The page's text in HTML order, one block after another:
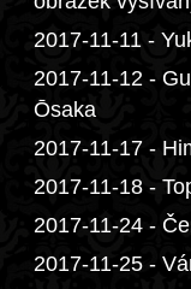
2017-11-11 -
2017-11-12 -
Ōsaka
2017-11-17 -
2017-11-18 -
2017-11-24 -
2017-11-25 -